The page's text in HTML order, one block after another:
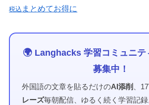
税込 まとめてお得に
🌍 Langhacks 学習コミュニテ
募集中！
外国語の文章を貼るだけのAI添削 、
レーズ毎朝配信、ゆるく続く学習記